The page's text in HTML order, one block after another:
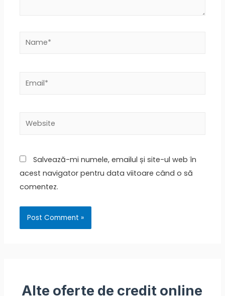
Salvează-mi numele, emailul și site-ul web în
acest navigator pentru data viitoare când o să
comentez.
Alte oferte de credit online